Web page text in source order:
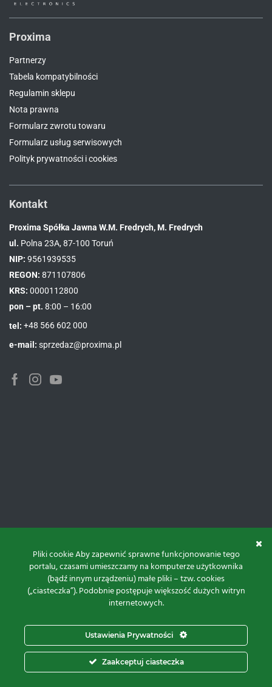
Proxima
Partnerzy
Tabela kompatybilności
Regulamin sklepu
Nota prawna
Formularz zwrotu towaru
Formularz usług serwisowych
Polityk prywatności i cookies
Kontakt
Proxima Spółka Jawna W.M. Fredrych, M. Fredrych
ul. Polna 23A, 87-100 Toruń
NIP: 9561939535
REGON: 871107806
KRS: 0000112800
pon – pt. 8:00 – 16:00
tel: +48 566 602 000
e-mail: sprzedaz@proxima.pl
Projekt i realizacja:
© 2026 Proxima Electronics
Pliki cookie Aby zapewnić sprawne funkcjonowanie tego
portalu, czasami umieszczamy na komputerze użytkownika
(bądź innym urządzeniu) małe pliki – tzw. cookies
(„ciasteczka”). Podobnie postępuje większość dużych witryn
internetowych.
Zaakceptuj ciasteczka
Ustawienia Prywatności